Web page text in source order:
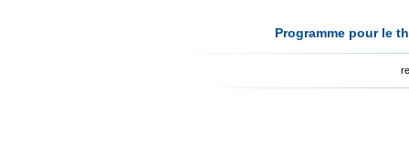
Programme pour le